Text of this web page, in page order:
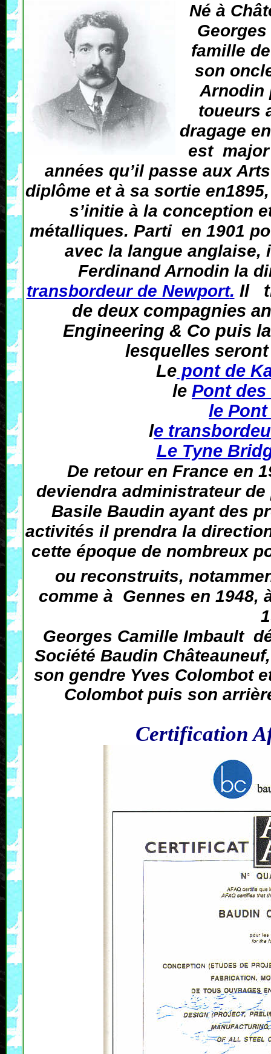
Né à
Georges
famille
son
Arnodin
toueurs
dragage
est major
années qu’il passe aux
diplôme et à sa sortie
s’initie à la conception
métalliques. Parti en 1901
avec la langue anglaise,
Ferdinand Arnodin la
transbordeur de Newport. Il
de deux compagnies
Engineering & Co puis
lesquelles
Le pont de
le Pont
le
le
Le Tyne
De retour en France en
deviendra administrateur
Basile Baudin ayant des
activités il prendra la
cette époque de nombreux
ou reconstruits,
comme à Gennes en 1948,
Georges Camille Imbault
Société Baudin
son gendre Yves Colombot
Colombot puis son
Certification